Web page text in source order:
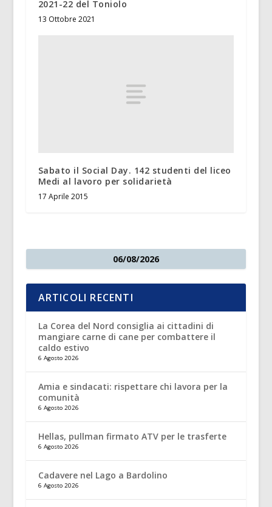
2021-22 del Toniolo
13 Ottobre 2021
Sabato il Social Day. 142 studenti del liceo
Medi al lavoro per solidarietà
17 Aprile 2015
06/08/2026
ARTICOLI RECENTI
La Corea del Nord consiglia ai cittadini di
mangiare carne di cane per combattere il
caldo estivo
6 Agosto 2026
Amia e sindacati: rispettare chi lavora per la
comunità
6 Agosto 2026
Hellas, pullman firmato ATV per le trasferte
6 Agosto 2026
Cadavere nel Lago a Bardolino
6 Agosto 2026